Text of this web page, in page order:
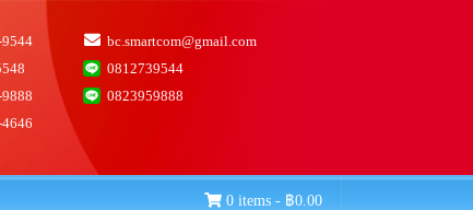
bc.smartcom@gmail.com
0812739544
0823959888
0 items - ฿0.00